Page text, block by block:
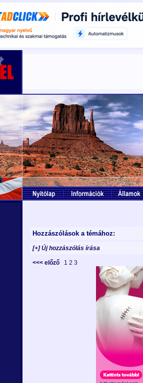
Hozzászólások a témához:
[+] Új hozzászólás írása
<<< előző 1 2 3